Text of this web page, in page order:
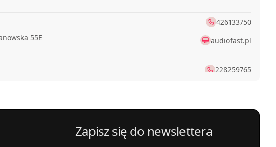
55E
426133750
audiofast.pl
Boya-Żeleńskiego Tadeusza 6
228259765
, Dworcowa 16
Zapisz się do newslettera